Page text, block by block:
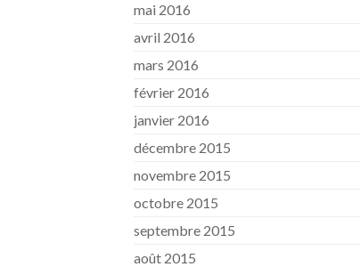
mai 2016
avril 2016
mars 2016
février 2016
janvier 2016
décembre 2015
novembre 2015
octobre 2015
septembre 2015
août 2015